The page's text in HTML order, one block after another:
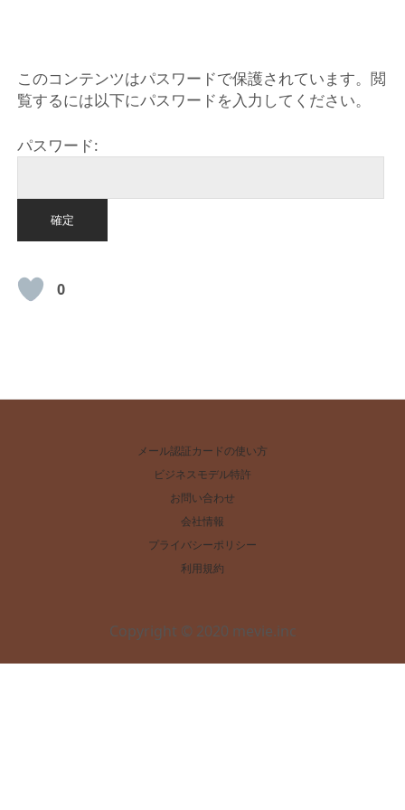
このコンテンツはパスワードで保護されています。閲
覧するには以下にパスワードを入力してください。
パスワード:
0
メール認証カードの使い方
ビジネスモデル特許
お問い合わせ
会社情報
プライバシーポリシー
利用規約
Copyright © 2020 mevie.inc